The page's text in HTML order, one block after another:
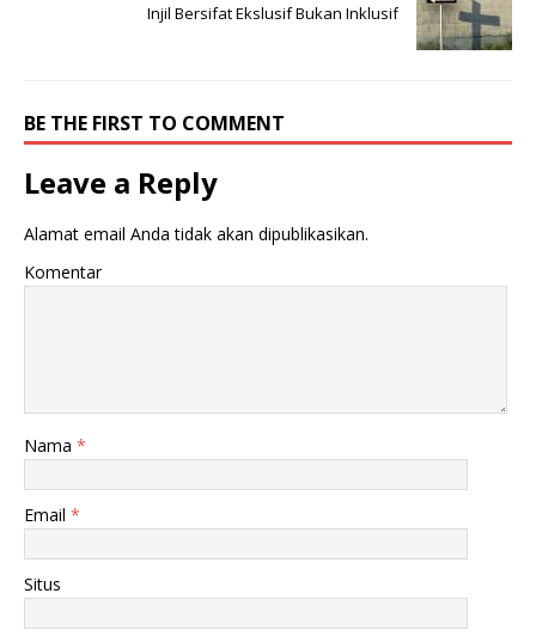
Injil Bersifat Ekslusif Bukan Inklusif
BE THE FIRST TO COMMENT
Leave a Reply
Alamat email Anda tidak akan dipublikasikan.
Komentar
Nama *
Email *
Situs